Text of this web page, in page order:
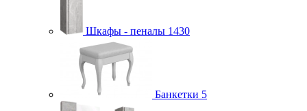
Шкафы - пеналы 1430
Банкетки 5